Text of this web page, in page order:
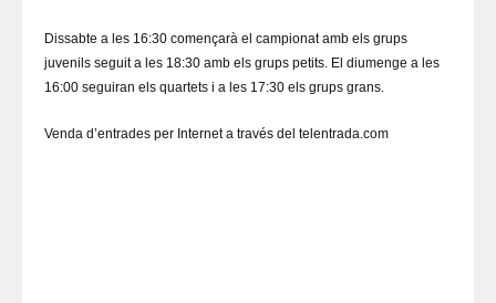
Dissabte a les 16:30 començarà el campionat amb els grups
juvenils seguit a les 18:30 amb els grups petits. El diumenge a les
16:00 seguiran els quartets i a les 17:30 els grups grans.
Venda d’entrades per Internet a través del telentrada.com